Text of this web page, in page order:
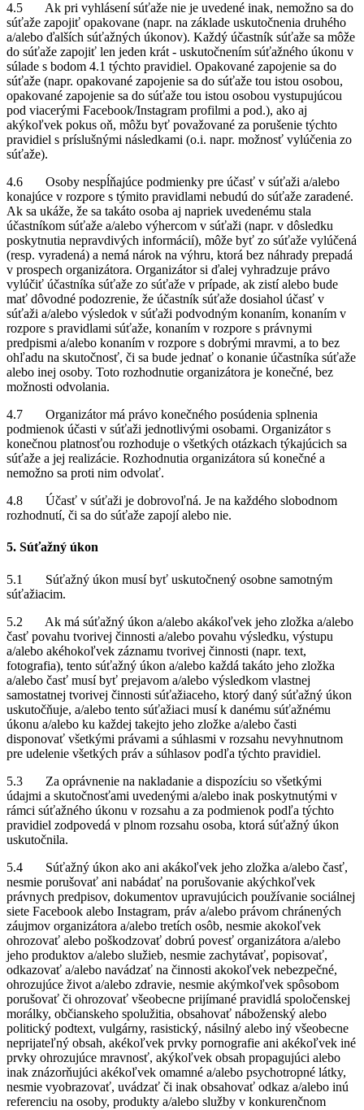
4.5 Ak pri vyhlásení súťaže nie je uvedené inak, nemožno sa do
súťaže zapojiť opakovane (napr. na základe uskutočnenia druhého
a/alebo ďalších súťažných úkonov). Každý účastník súťaže sa môže
do súťaže zapojiť len jeden krát - uskutočnením súťažného úkonu v
súlade s bodom 4.1 týchto pravidiel. Opakované zapojenie sa do
súťaže (napr. opakované zapojenie sa do súťaže tou istou osobou,
opakované zapojenie sa do súťaže tou istou osobou vystupujúcou
pod viacerými Facebook/Instagram profilmi a pod.), ako aj
akýkoľvek pokus oň, môžu byť považované za porušenie týchto
pravidiel s príslušnými následkami (o.i. napr. možnosť vylúčenia zo
súťaže).
4.6 Osoby nespĺňajúce podmienky pre účasť v súťaži a/alebo
konajúce v rozpore s týmito pravidlami nebudú do súťaže zaradené.
Ak sa ukáže, že sa takáto osoba aj napriek uvedenému stala
účastníkom súťaže a/alebo výhercom v súťaži (napr. v dôsledku
poskytnutia nepravdivých informácií), môže byť zo súťaže vylúčená
(resp. vyradená) a nemá nárok na výhru, ktorá bez náhrady prepadá
v prospech organizátora. Organizátor si ďalej vyhradzuje právo
vylúčiť účastníka súťaže zo súťaže v prípade, ak zistí alebo bude
mať dôvodné podozrenie, že účastník súťaže dosiahol účasť v
súťaži a/alebo výsledok v súťaži podvodným konaním, konaním v
rozpore s pravidlami súťaže, konaním v rozpore s právnymi
predpismi a/alebo konaním v rozpore s dobrými mravmi, a to bez
ohľadu na skutočnosť, či sa bude jednať o konanie účastníka súťaže
alebo inej osoby. Toto rozhodnutie organizátora je konečné, bez
možnosti odvolania.
4.7 Organizátor má právo konečného posúdenia splnenia
podmienok účasti v súťaži jednotlivými osobami. Organizátor s
konečnou platnosťou rozhoduje o všetkých otázkach týkajúcich sa
súťaže a jej realizácie. Rozhodnutia organizátora sú konečné a
nemožno sa proti nim odvolať.
4.8 Účasť v súťaži je dobrovoľná. Je na každého slobodnom
rozhodnutí, či sa do súťaže zapojí alebo nie.
5. Súťažný úkon
5.1 Súťažný úkon musí byť uskutočnený osobne samotným
súťažiacim.
5.2 Ak má súťažný úkon a/alebo akákoľvek jeho zložka a/alebo
časť povahu tvorivej činnosti a/alebo povahu výsledku, výstupu
a/alebo akéhokoľvek záznamu tvorivej činnosti (napr. text,
fotografia), tento súťažný úkon a/alebo každá takáto jeho zložka
a/alebo časť musí byť prejavom a/alebo výsledkom vlastnej
samostatnej tvorivej činnosti súťažiaceho, ktorý daný súťažný úkon
uskutočňuje, a/alebo tento súťažiaci musí k danému súťažnému
úkonu a/alebo ku každej takejto jeho zložke a/alebo časti
disponovať všetkými právami a súhlasmi v rozsahu nevyhnutnom
pre udelenie všetkých práv a súhlasov podľa týchto pravidiel.
5.3 Za oprávnenie na nakladanie a dispozíciu so všetkými
údajmi a skutočnosťami uvedenými a/alebo inak poskytnutými v
rámci súťažného úkonu v rozsahu a za podmienok podľa týchto
pravidiel zodpovedá v plnom rozsahu osoba, ktorá súťažný úkon
uskutočnila.
5.4 Súťažný úkon ako ani akákoľvek jeho zložka a/alebo časť,
nesmie porušovať ani nabádať na porušovanie akýchkoľvek
právnych predpisov, dokumentov upravujúcich používanie sociálnej
siete Facebook alebo Instagram, práv a/alebo právom chránených
záujmov organizátora a/alebo tretích osôb, nesmie akokoľvek
ohrozovať alebo poškodzovať dobrú povesť organizátora a/alebo
jeho produktov a/alebo služieb, nesmie zachytávať, popisovať,
odkazovať a/alebo navádzať na činnosti akokoľvek nebezpečné,
ohrozujúce život a/alebo zdravie, nesmie akýmkoľvek spôsobom
porušovať či ohrozovať všeobecne prijímané pravidlá spoločenskej
morálky, občianskeho spolužitia, obsahovať náboženský alebo
politický podtext, vulgárny, rasistický, násilný alebo iný všeobecne
neprijateľný obsah, akékoľvek prvky pornografie ani akékoľvek iné
prvky ohrozujúce mravnosť, akýkoľvek obsah propagujúci alebo
inak znázorňujúci akékoľvek omamné a/alebo psychotropné látky,
nesmie vyobrazovať, uvádzať či inak obsahovať odkaz a/alebo inú
referenciu na osoby, produkty a/alebo služby v konkurenčnom